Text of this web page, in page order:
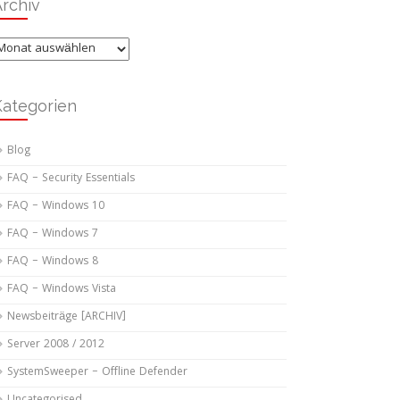
Blog
FAQ – Security Essentials
FAQ – Windows 10
FAQ – Windows 7
FAQ – Windows 8
FAQ – Windows Vista
Newsbeiträge [ARCHIV]
Server 2008 / 2012
SystemSweeper – Offline Defender